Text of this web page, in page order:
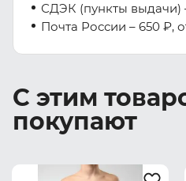
СДЭК (пункты выдачи)
Почта России – 650 ₽,
С этим
покупают